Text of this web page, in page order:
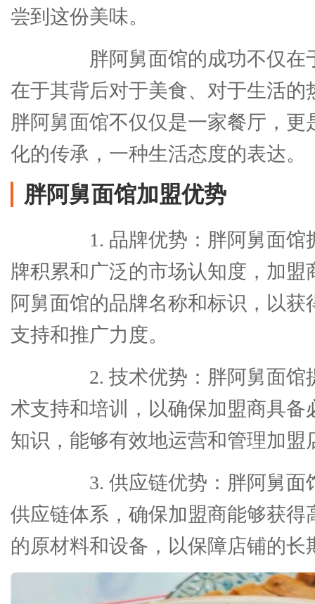
尝到这份美味。
胖阿舅面馆的成功不仅在
在于其背后对于美食、对于生活的
胖阿舅面馆不仅仅是一家餐厅，更
化的传承，一种生活态度的表达。
胖阿舅面馆加盟优势
1. 品牌优势：胖阿舅面馆
牌积累和广泛的市场认知度，加盟
阿舅面馆的品牌名称和标识，以获
支持和推广力度。
2. 技术优势：胖阿舅面馆
术支持和培训，以确保加盟商具备
知识，能够有效地运营和管理加盟
3. 供应链优势：胖阿舅面
供应链体系，确保加盟商能够获得
的原材料和设备，以保障店铺的长